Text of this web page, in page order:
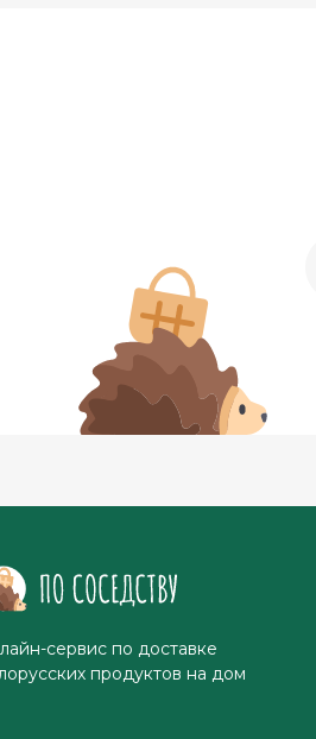
сервис по доставке
продуктов на дом